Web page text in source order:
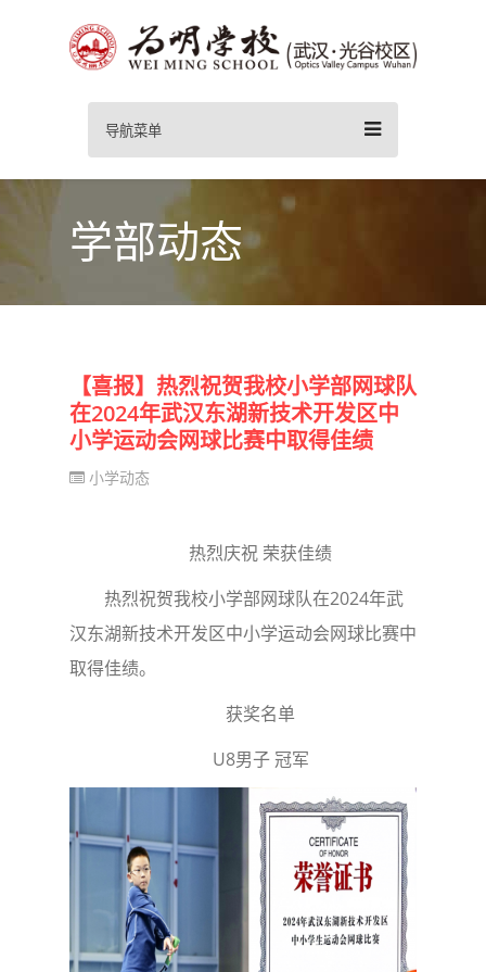
导航菜单
学部动态
【喜报】热烈祝贺我校小学部网球队
在2024年武汉东湖新技术开发区中
小学运动会网球比赛中取得佳绩
小学动态
热烈庆祝 荣获佳绩
热烈祝贺我校小学部网球队在2024年武
汉东湖新技术开发区中小学运动会网球比赛中
取得佳绩。
获奖名单
U8男子 冠军